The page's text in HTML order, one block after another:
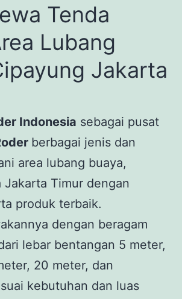
Tenda
Lubang
Jakarta
Indonesia sebagai pusat
berbagai jenis dan
area lubang buaya,
Timur dengan
produk terbaik.
dengan beragam
lebar bentangan 5 meter,
20 meter, dan
kebutuhan dan luas